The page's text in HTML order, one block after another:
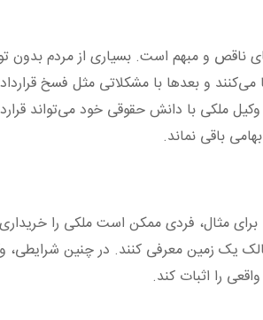
ناقص و مبهم است. بسیاری از مردم بدون
و بعدها با مشکلاتی مثل فسخ قرارداد،
ملکی با دانش حقوقی خود می‌تواند
باقی نماند.
مثال، فردی ممکن است ملکی را خریداری
یک زمین معرفی کنند. در چنین شرایطی،
را اثبات کند.